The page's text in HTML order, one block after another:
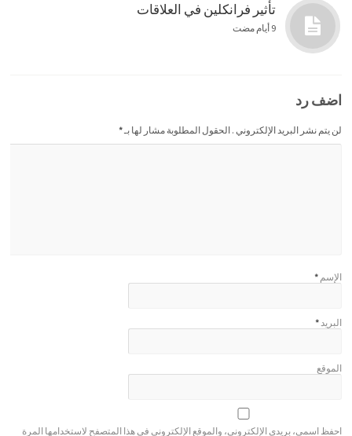
تأثير فرانكلين في العلاقات
9 أيام مضت
اضف رد
لن يتم نشر البريد الإلكتروني . الحقول المطلوبة مشار لها بـ*
الإسم *
البريد*
الموقع
احفظ اسمي، بريدي الإلكتروني، والموقع الإلكتروني في هذا المتصفح لاستخدامها المرة